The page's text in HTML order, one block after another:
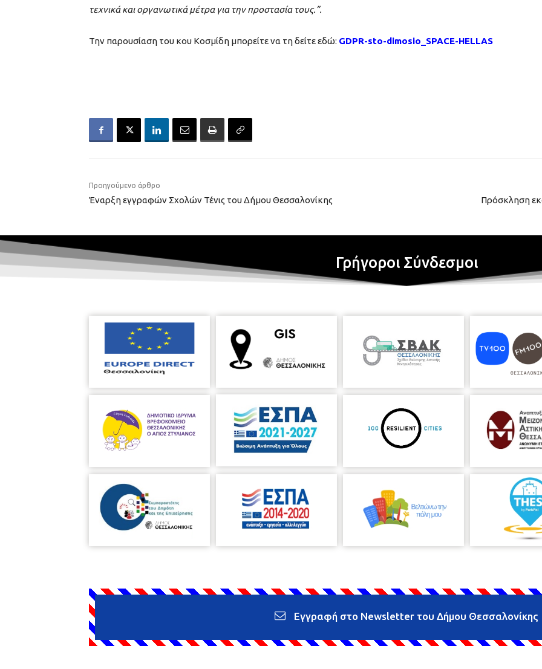
τεχνικά και οργανωτικά μέτρα για την προστασία τους.”.
Την παρουσίαση του κου Κοσμίδη μπορείτε να τη δείτε εδώ: GDPR-sto-dimosio_SPACE-HELLAS
Προηγούμενο άρθρο
Έναρξη εγγραφών Σχολών Τένις του Δήμου Θεσσαλονίκης Πρόσκληση
Γρήγοροι Σύνδεσμοι
Εγγραφή στο Newsletter του Δήμου Θεσσαλονίκης